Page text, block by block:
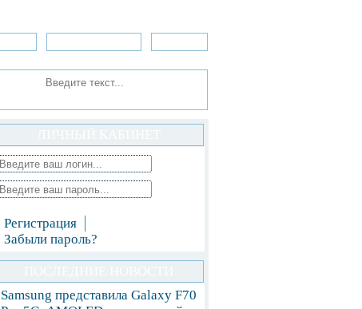
Регистрация
Забыли пароль?
Samsung представила Galaxy F70